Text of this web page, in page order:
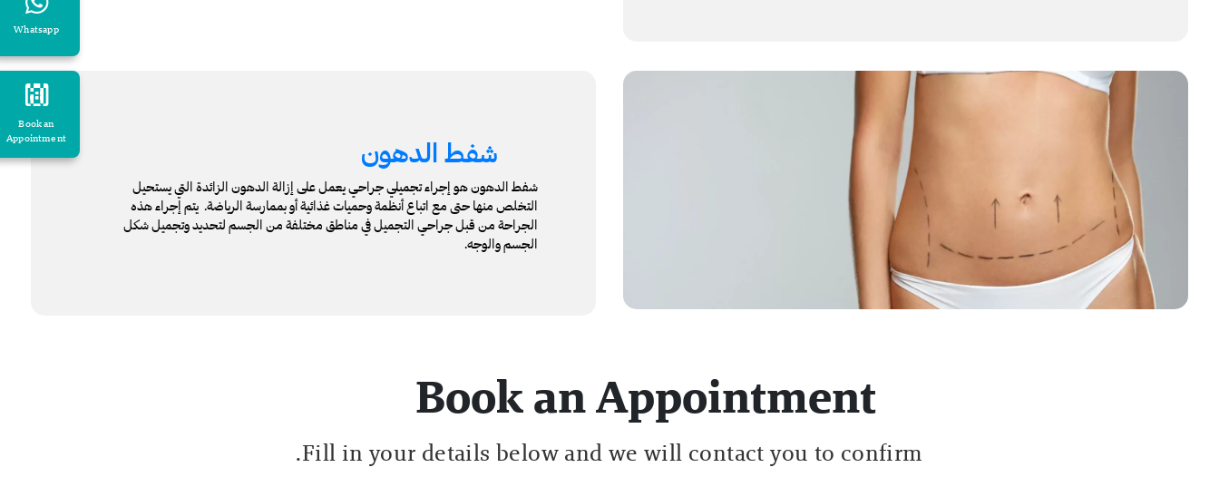
Whatsapp
Book an
Appointment
شفط الدهون
شفط الدهون هو إجراء تجميلي جراحي يعمل على إزالة الدهون الزائدة التي يستحيل
التخلص منها حتى مع اتباع أنظمة وحميات غذائية أو بممارسة الرياضة. يتم إجراء هذه
الجراحة من قبل جراحي التجميل في مناطق مختلفة من الجسم لتحديد وتجميل شكل
الجسم والوجه.
Book an Appointment
Fill in your details below and we will contact you to confirm.